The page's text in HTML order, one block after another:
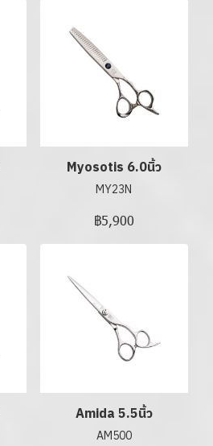
Myosotis 6.0นิ้ว
MY23N
฿5,900
Amida 5.5นิ้ว
AM500